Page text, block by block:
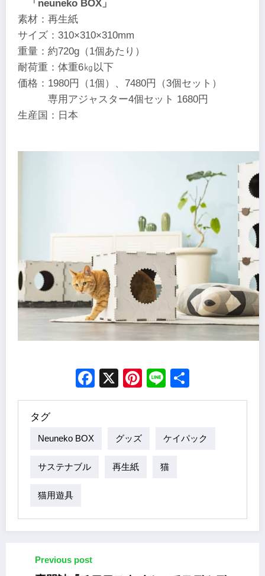
「neuneko BOX」
素材：再生紙
サイズ：310×310×310mm
重量：約720g（1個あたり）
耐荷重：体重6㎏以下
価格：1980円（1個）、7480円（3個セット）
専用アジャスター4個セット 1680円
生産国：日本
Facebook
X Pinterest
Line
タグ
Neuneko BOX グッズ ケイパック
サステナブル 再生紙 猫
猫用遊具
Previous post